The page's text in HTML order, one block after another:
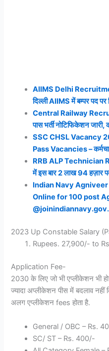
AIIMS Delhi
दिल्ली AIIMS में बम्पर पद
Central Railway
पास भर्ती नोटिफिकेशन
SSC CHSL Vacancy
Pass Vacancies –
RRB ALP Technician
में इस बार 2 लाख 94 हज़ार
Indian Navy
Online for 100 post
2023 Up Constable Salary
Rupees. 27,900/- to
Application Fee-
2030 के लिए जो भी एप्लीकेशन भी
ज्यादा अप्लीकेशन पीस में बदलाव
अलग एप्लीकेशन fees होता है.
General / OBC – Rs.
SC/ ST – Rs. 400/-